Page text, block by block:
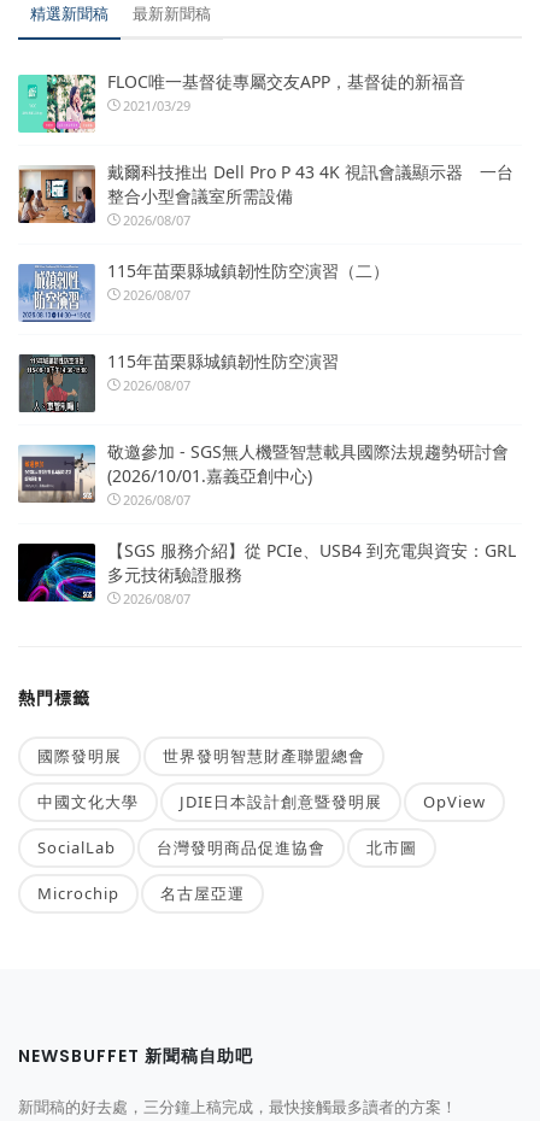
精選新聞稿 最新新聞稿
FLOC唯一基督徒專屬交友APP，基督徒的新福音
2021/03/29
戴爾科技推出 Dell Pro P 43 4K 視訊會議顯示器 一台
整合小型會議室所需設備
2026/08/07
115年苗栗縣城鎮韌性防空演習（二）
2026/08/07
115年苗栗縣城鎮韌性防空演習
2026/08/07
敬邀參加 - SGS無人機暨智慧載具國際法規趨勢研討會
(2026/10/01.嘉義亞創中心)
2026/08/07
【SGS 服務介紹】從 PCIe、USB4 到充電與資安：GRL
多元技術驗證服務
2026/08/07
熱門標籤
國際發明展 世界發明智慧財產聯盟總會
中國文化大學 JDIE日本設計創意暨發明展 OpView
SocialLab 台灣發明商品促進協會 北市圖
Microchip 名古屋亞運
NEWSBUFFET 新聞稿自助吧
新聞稿的好去處，三分鐘上稿完成，最快接觸最多讀者的方案！